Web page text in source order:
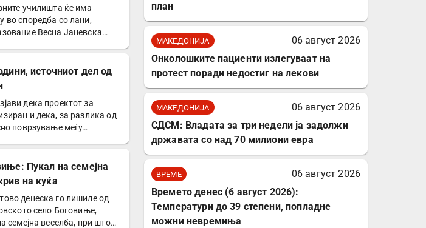
училишта ќе има
во споредба со лани,
Весна Јаневска…
источниот дел од
дека проектот за
и дека, за разлика од
поврзување меѓу…
Пукал на семејна
на куќа
денеска го лишиле од
село Боговиње,
семејна веселба, при што…
план
МАКЕДОНИЈА
06 август 2026
Онколошките пациенти излегуваат на
протест поради недостиг на лекови
МАКЕДОНИЈА
06 август 2026
СДСМ: Владата за три недели ја задолжи
државата со над 70 милиони евра
ВРЕМЕ
06 август 2026
Времето денес (6 август 2026):
Температури до 39 степени, попладне
можни невремиња